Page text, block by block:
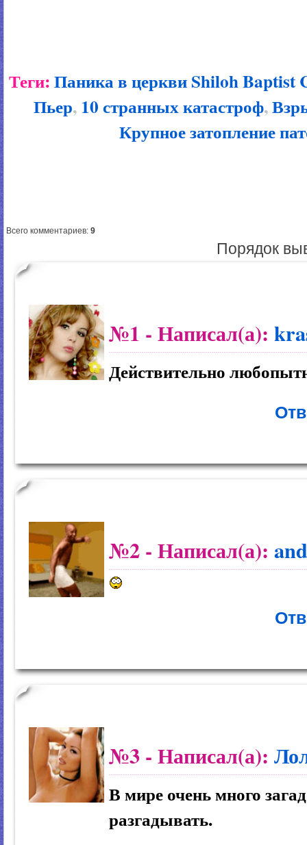
Теги: Паника в церкви Shiloh Baptist
Пьер,10 странных катастроф,
Крупное затопление
Всего комментариев: 9
Порядок
№1 - Написал(а):
Действительно
№2 - Написал(а):
№3 - Написал(а):
В мире очень много
разгадывать.